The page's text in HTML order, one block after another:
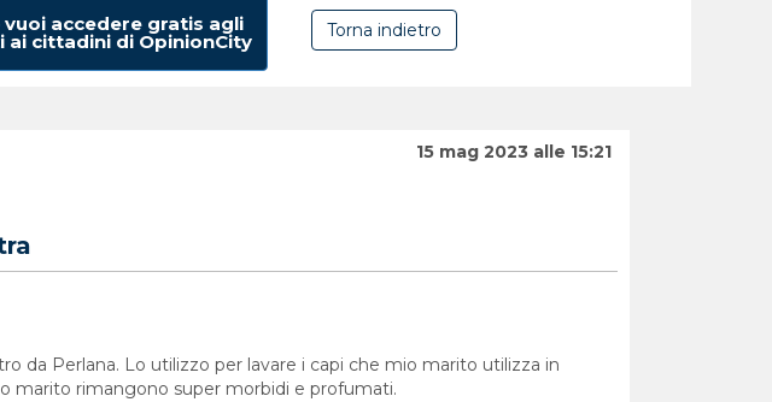
accedere gratis agli
cittadini di OpinionCity
Torna indietro
15 mag 2023 alle 15:21
da Perlana. Lo utilizzo per lavare i capi che mio marito utilizza in
marito rimangono super morbidi e profumati.